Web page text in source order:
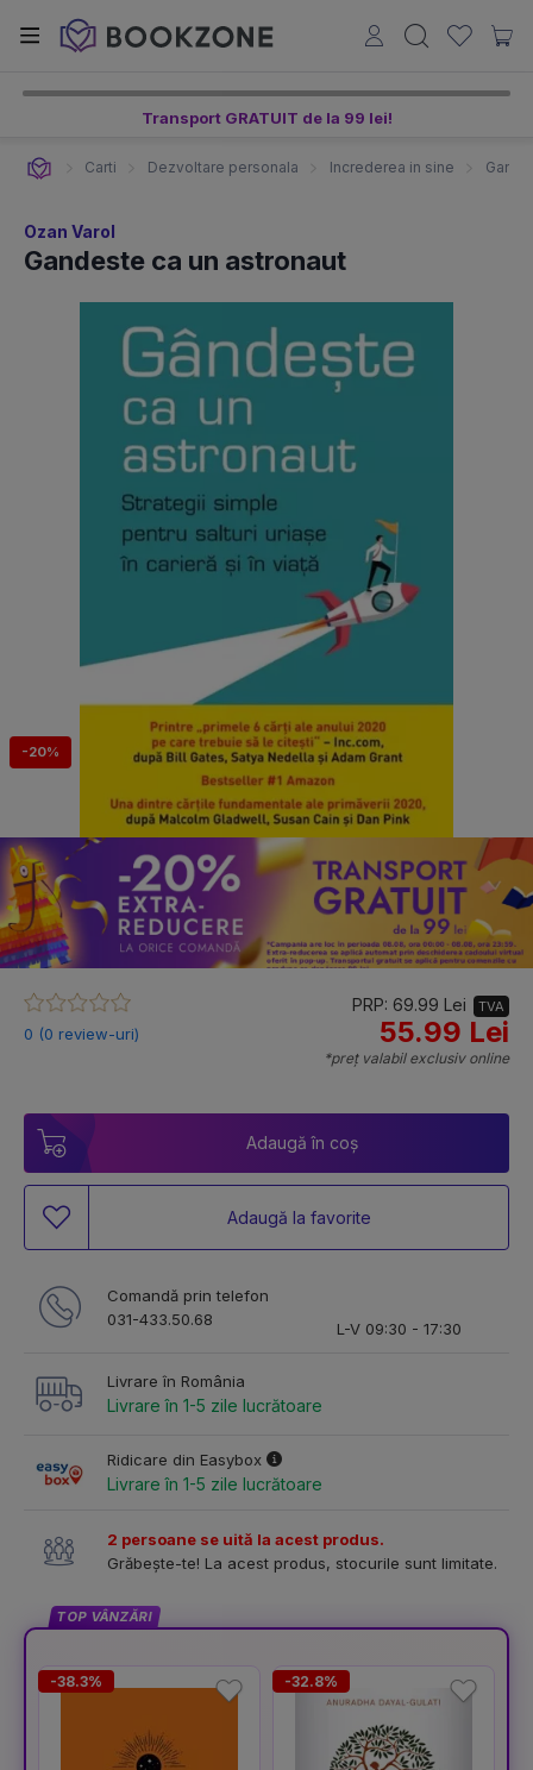
Transport GRATUIT de la 99 lei!
Carti Dezvoltare personala Increderea in sine
Ozan Varol
Gandeste ca un astronaut
-20%
0 (0 review-uri)
PRP: 69.99 Lei TVA
55.99 Lei
*preț valabil exclusiv online
Adaugă în coș
Adaugă la favorite
Comandă prin telefon
031-433.50.68
L-V 09:30 - 17:30
Livrare în România
Livrare în 1-5 zile lucrătoare
Ridicare din Easybox
Livrare în 1-5 zile lucrătoare
2 persoane se uită la acest produs.
Grăbește-te! La acest produs, stocurile sunt limitate.
TOP VÂNZĂRI
-38.3% -32.8%